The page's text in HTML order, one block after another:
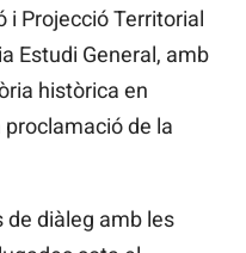
i Projecció Territorial
Estudi General, amb
històrica en
de la
de diàleg amb les